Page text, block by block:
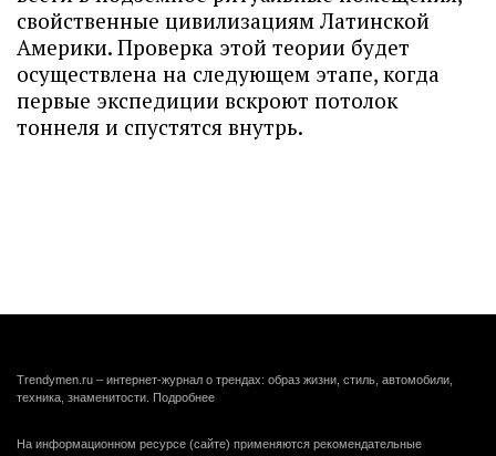
свойственные цивилизациям Латинской
Америки. Проверка этой теории будет
осуществлена на следующем этапе, когда
первые экспедиции вскроют потолок
тоннеля и спустятся внутрь.
Trendymen.ru – интернет-журнал о трендах: образ жизни, стиль, автомобили,
техника, знаменитости. Подробнее
На информационном ресурсе (сайте) применяются рекомендательные